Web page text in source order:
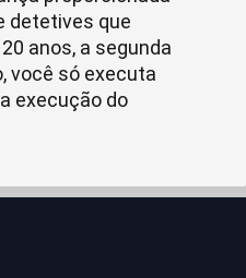
detetives que
anos, a segunda
você só executa
execução do